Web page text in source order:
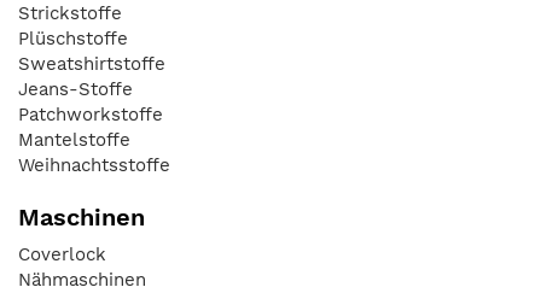
Strickstoffe
Plüschstoffe
Sweatshirtstoffe
Jeans-Stoffe
Patchworkstoffe
Mantelstoffe
Weihnachtsstoffe
Maschinen
Coverlock
Nähmaschinen